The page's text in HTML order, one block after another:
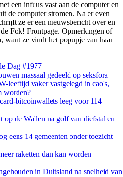
een infuus vast aan de computer en
de computer stromen. Na er even
ze er een nieuwsbericht over en
Fok! Frontpage. Opmerkingen of
want ze vindt het popupje van haar
Dag #1977
massaal gedeeld op seksfora
leeftijd vaker vastgelegd in cao's,
worden?
bitcoinwallets leeg voor 114
op de Wallen na golf van diefstal en
eens 14 gemeenten onder toezicht
raketten dan kan worden
in Duitsland na snelheid van